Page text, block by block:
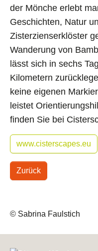
der Mönche erlebt
Geschichten, Natur
Zisterzienserklöster
Wanderung von
lässt sich in sechs
Kilometern
keine eigenen
leistet
finden Sie bei
www.cisterscapes.eu
Zurück
© Sabrina Faulstich